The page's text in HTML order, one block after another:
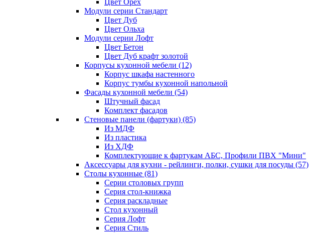
Цвет Орех
Модули серии Стандарт
Цвет Дуб
Цвет Ольха
Модули серии Лофт
Цвет Бетон
Цвет Дуб крафт золотой
Корпусы кухонной мебели (12)
Корпус шкафа настенного
Корпус тумбы кухонной напольной
Фасады кухонной мебели (54)
Штучный фасад
Комплект фасадов
Стеновые панели (фартуки) (85)
Из МДФ
Из пластика
Из ХДФ
Комплектующие к фартукам АБС, Профили ПВХ "Мини"
Аксессуары для кухни - рейлинги, полки, сушки для посуды (57)
Столы кухонные (81)
Серии столовых групп
Серия стол-книжка
Серия раскладные
Стол кухонный
Серия Лофт
Серия Стиль